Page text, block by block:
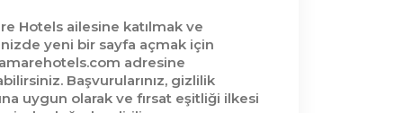
Hotels ailesine katılmak ve
yeni bir sayfa açmak için
adresine
Başvurularınız, gizlilik
uygun olarak ve fırsat eşitliği ilkesi